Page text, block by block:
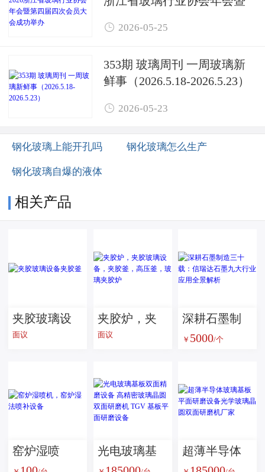
办
 2026-05-25
353期 玻璃周刊 一周玻璃新
鲜事（2026.5.18-2026.5.23）
 2026-05-23
钢化玻璃上能开孔吗 钢化玻璃怎么生产
钢化玻璃自爆的液体
相关产品
夹胶玻璃设
备夹胶釜
面议
夹胶炉，夹
胶玻璃设
釜，高压
釜，玻璃夹
胶炉
面议
深耕石墨制
造三十载：
用全景解析
￥ 5000/个
窑炉湿喷
光电玻璃基
超薄半导体